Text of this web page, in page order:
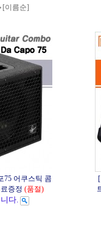
[이름순]
75 어쿠스틱 콤
증정 (품절)
다.